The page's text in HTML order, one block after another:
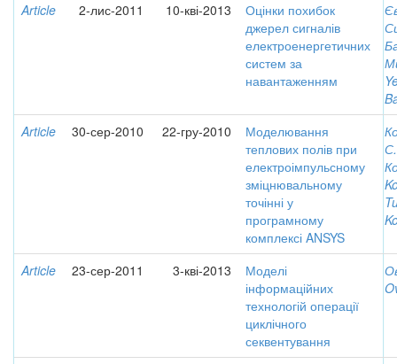
Article
2-лис-2011 10-кві-2013
Оцінки похибок
джерел сигналів
електроенергетичних
систем за
навантаженням
Article
30-сер-2010 22-гру-2010
Моделювання
теплових полів при
електроімпульсному
зміцнювальному
точінні у
програмному
комплексі ANSYS
С.
Article 23-сер-2011 3-кві-2013
Моделі
інформаційних
технологій операції
циклічного
секвентування